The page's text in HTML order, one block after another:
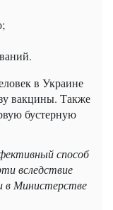
в Украине
вакцины. Также
бустерную
способ
вследствие
в Министерстве